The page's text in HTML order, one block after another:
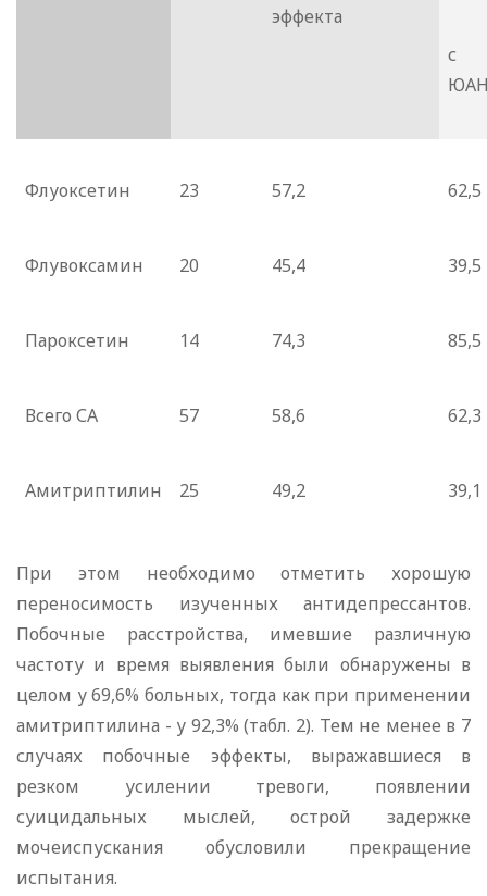
эффекта
с
Флуоксетин 23 57,2 62,5
Флувоксамин 20 45,4 39,5
Пароксетин 14 74,3 85,5
Всего СА 57 58,6 62,3
Амитриптилин 25 49,2 39,1
При этом необходимо отметить хорошую
переносимость изученных антидепрессантов.
Побочные расстройства, имевшие различную
частоту и время выявления были обнаружены в
целом у 69,6% больных, тогда как при применении
амитриптилина - у 92,3% (табл. 2). Тем не менее в 7
случаях побочные эффекты, выражавшиеся в
резком усилении тревоги, появлении
суицидальных мыслей, острой задержке
мочеиспускания обусловили прекращение
испытания.